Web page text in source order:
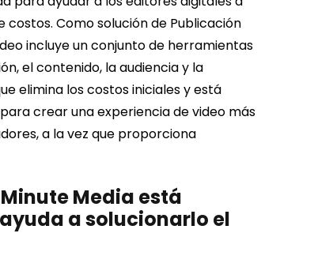
Como solución de Publicación
incluye un conjunto de herramientas
el contenido, la audiencia y la
elimina los costos iniciales y está
crear una experiencia de video más
a la vez que proporciona
Media está
a solucionarlo el